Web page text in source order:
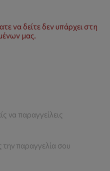
να δείτε δεν υπάρχει στη
μας.
να παραγγείλεις
παραγγελία σου